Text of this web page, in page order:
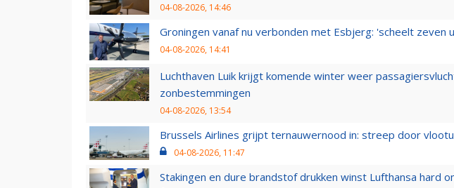
04-08-2026, 14:46
Groningen vanaf nu verbonden met Esbjerg: 'scheelt zeven
04-08-2026, 14:41
Luchthaven Luik krijgt komende winter weer
zonbestemmingen
04-08-2026, 13:54
Brussels Airlines grijpt ternauwernood in: streep door
04-08-2026, 11:47
Stakingen en dure brandstof drukken winst Lufthansa hard